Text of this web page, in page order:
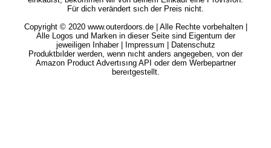
Für dich verändert sıch der Preis nicht.
Copyright © 2020 www.outerdoors.de | Alle Rechte vorbehalten |
Alle Logos und Marken in dieser Seite sind Eigentum der
jeweiligen Inhaber |
Impressum
Datenschutz
Produktbılder werden, wenn nıcht anders angegeben, von der
Amazon Product Advertısıng API oder dem Werbepartner
bereıtgestellt.